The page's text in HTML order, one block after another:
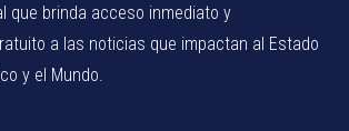
que brinda acceso inmediato y
a las noticias que impactan al Estado
y el Mundo.